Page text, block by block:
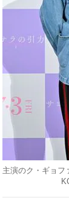
主演のク・ギョフ